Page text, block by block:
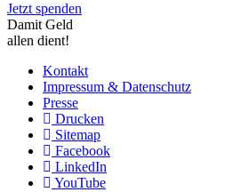
Jetzt spenden
Damit Geld
allen dient!
Kontakt
Impressum & Datenschutz
Presse
Drucken
Sitemap
Facebook
LinkedIn
YouTube